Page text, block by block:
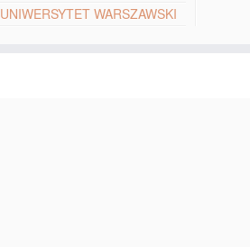
UNIWERSYTET WARSZAWSKI